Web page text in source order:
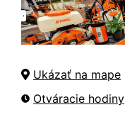
Ukázať na mape
Otváracie hodiny